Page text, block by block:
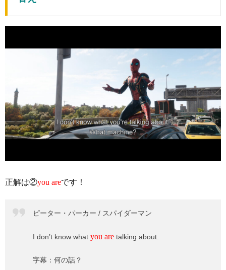
正解は②you areです！
ピーター・パーカー / スパイダーマン
I don’t know what you are talking about.
字幕：何の話？